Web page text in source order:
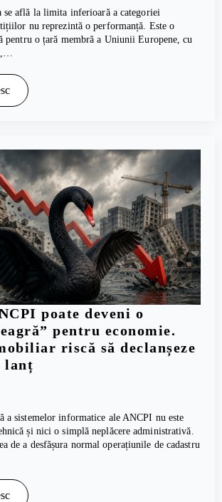
se află la limita inferioară a categoriei
nu reprezintă o performanță. Este o
pentru o țară membră a Uniunii Europene, cu
poate deveni o
pentru economie.
riscă să declanșeze
lanț
a sistemelor informatice ale ANCPI nu este
și nici o simplă neplăcere administrativă.
de a desfășura normal operațiunile de cadastru